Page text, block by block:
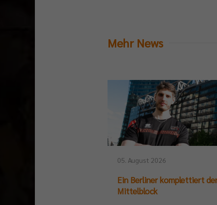
Mehr News
05. August 2026
Ein Berliner komplettiert
Mittelblock